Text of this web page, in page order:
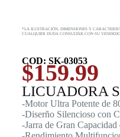
*LA ILUSTRACIÓN, DIMENSIONES Y
CUALQUIER DUDA CONSULTAR CON SU
COD: SK-03053
$159.99
LICUADORA
-Motor Ultra Potente de
-Diserño Silencioso con
-Jarra de Gran Capacidad